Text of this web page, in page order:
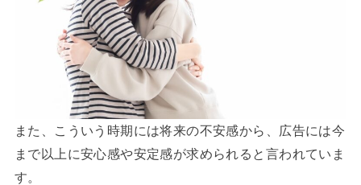
また、こういう時期には将来の不安感から、広告には今
まで以上に安心感や安定感が求められると言われていま
す。